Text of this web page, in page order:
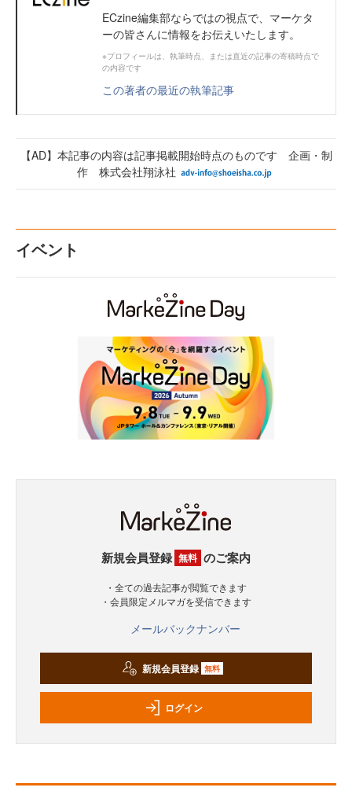
ECzine編集部ならではの視点で、マーケタ
ーの皆さんに情報をお伝えいたします。
※プロフィールは、執筆時点、または直近の記事の寄稿時点で
の内容です
この著者の最近の執筆記事
【AD】本記事の内容は記事掲載開始時点のものです 企画・制
作 株式会社翔泳社
イベント
新規会員登録 無料 のご案内
・全ての過去記事が閲覧できます
・会員限定メルマガを受信できます
メールバックナンバー
新規会員登録 無料
ログイン